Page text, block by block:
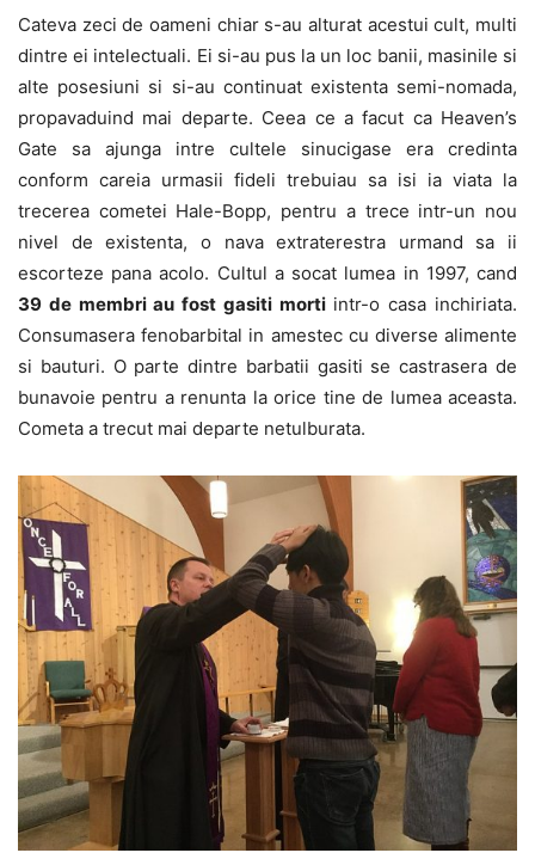
Cateva zeci de oameni chiar s-au alturat acestui cult, multi
dintre ei intelectuali. Ei si-au pus la un loc banii, masinile si
alte posesiuni si si-au continuat existenta semi-nomada,
propavaduind mai departe. Ceea ce a facut ca Heaven’s
Gate sa ajunga intre cultele sinucigase era credinta
conform careia urmasii fideli trebuiau sa isi ia viata la
trecerea cometei Hale-Bopp, pentru a trece intr-un nou
nivel de existenta, o nava extraterestra urmand sa ii
escorteze pana acolo. Cultul a socat lumea in 1997, cand
39 de membri au fost gasiti mortiintr-o casa inchiriata.
Consumasera fenobarbital in amestec cu diverse alimente
si bauturi. O parte dintre barbatii gasiti se castrasera de
bunavoie pentru a renunta la orice tine de lumea aceasta.
Cometa a trecut mai departe netulburata.